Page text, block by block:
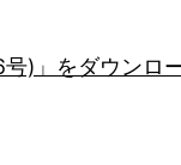
)」をダウンロ